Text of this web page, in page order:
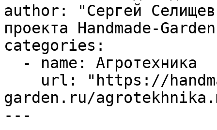
author: "Сергей
проекта Handmade-
categories:
garden.ru/
---